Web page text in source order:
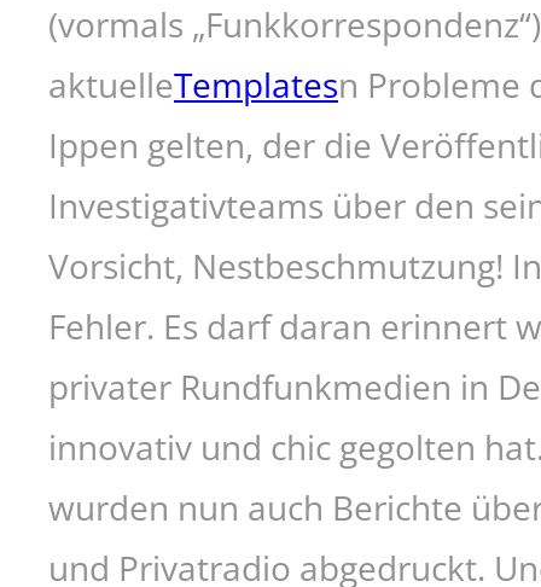
(vormals
aktuelleTemplatesn Probleme darf der Ukas des Münchener Vielzeitungsverlegers Dirk Ippen gelten, der die Veröffentlichung einer Enthüllungsgeschichte seines ehemaligen Investigativteams über den seinerzeitigen „Bild“-Chefredakteur Julian Reichelt stoppte. Vorsicht, Nestbeschmutzung! Inzwischen empfindet Ippen die Totalzensur selbst als Fehler. Es darf daran erinnert werden, dass vor rund 40 Jahren mit dem Aufkommen privater Rundfunkmedien in Deutschland der Medienjournalismus auch einmal als innovativ und chic gegolten hat. Auf den früheren Fernsehseiten der Tageszeitungen wurden nun auch Berichte über die oft lauten, skurrilen Machtkämpfe im Privatfernsehen und Privatradio abgedruckt. Und da sich unter den streitenden Gesellschaftern in der Überzahl Verleger befanden, beobachtete – und kontrollierte – sich die Branche auf einmal selbst. Offensichtlicher Machtmissbrauch So war es plötzlich vorbei mit dem „Chefarzt“-Prinzip, wonach man bitte nicht schlecht übereinander rede, auch im Fall chirurgischer Kunstfehler nicht. Presse hatte keinen „blinden Fleck“ mehr. Als „Focus“ 1993 auf den Markt kam, wies das Nachrichtenmagazin wie selbstverständlich ein Medienressort aus. Woraufhin auch der „Spiegel“ seine Anstrengungen vergrößerte, was zu Ressort- und Unterressortbildungen ganz unterschiedlicher Art führte. Heute firmiert unter dem Namen „Netzwelt“ eine Schrägstrich-Erweiterung des Ressorts „Wirtschaft“. Am allgemeinen Bedeutungsverlust des Medienjournalismus ändert jedoch auch die erfolgreiche Einführung von Onlinemagazinen wie „Übermedien“ insgesamt wenig. Man ist heute schon dankbar, wenn sich „Reschke Fernsehen“ aus der ARD noch einmal den höchst unappetitlichen Geschichten und Umtrieben des Ex-„Bild“- Chefredakteurs Reichelt widmet, dessen